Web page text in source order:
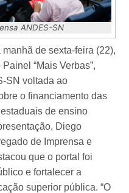
ANDES-SN
de sexta-feira (22),
“Mais Verbas”,
SN voltada ao
o financiamento das
de ensino
Diego
de Imprensa e
que o portal foi
e fortalecer a
superior pública. “O